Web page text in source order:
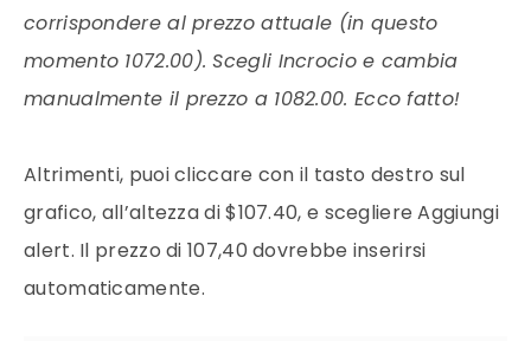
corrispondere al prezzo attuale (in questo
momento 1072.00). Scegli Incrocio e cambia
manualmente il prezzo a 1082.00. Ecco fatto!
Altrimenti, puoi cliccare con il tasto destro sul
grafico, all’altezza di $107.40, e scegliere Aggiungi
alert. Il prezzo di 107,40 dovrebbe inserirsi
automaticamente.